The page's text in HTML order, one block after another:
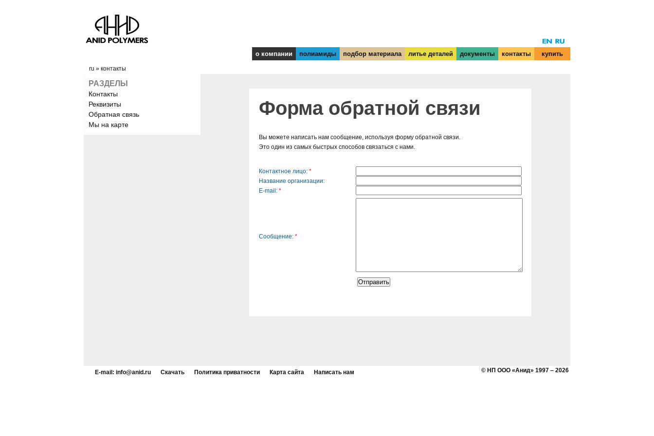
о компании полиамиды подбор материала литье деталей документы контакты купить
ru » контакты
РАЗДЕЛЫ
Контакты
Реквизиты
Обратная связь
Мы на карте
Форма обратной связи
Вы можете написать нам сообщение, используя форму обратной связи.
Это один из самых быстрых способов связаться с нами.
Контактное лицо: *
Название организации:
Е-mail: *
Сообщение: *
E-mail: info@anid.ru Скачать Политика приватности Карта сайта Написать нам © НП ООО «Анид» 1997 ‒ 2026